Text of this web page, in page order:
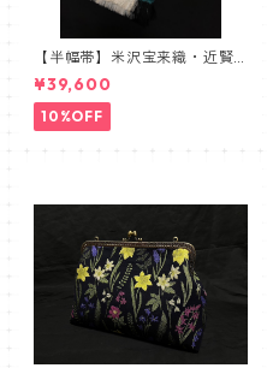
【半幅帯】米沢宝来織・近賢
織物謹製【単衣仕立て】
¥39,600
10%OFF